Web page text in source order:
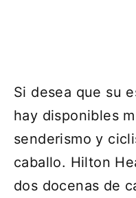
Si desea que su
hay disponibles
senderismo y
caballo. Hilton
dos docenas de